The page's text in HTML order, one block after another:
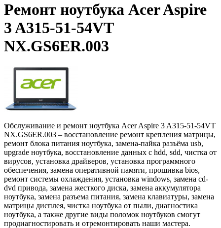
Ремонт ноутбука Acer Aspire
3 A315-51-54VT
NX.GS6ER.003
Обслуживание и ремонт ноутбука Acer Aspire 3 A315-51-54VT
NX.GS6ER.003 – восстановление ремонт крепления матрицы,
ремонт блока питания ноутбука, замена-пайка разъёма usb,
upgrade ноутбука, восстановление данных с hdd, sdd, чистка от
вирусов, установка драйверов, установка программного
обеспечения, замена оперативной памяти, прошивка bios,
ремонт системы охлаждения, установка windows, замена cd-
dvd привода, замена жесткого диска, замена аккумулятора
ноутбука, замена разъема питания, замена клавиатуры, замена
матрицы дисплея, чистка ноутбука от пыли, диагностика
ноутбука, а также другие виды поломок ноутбуков смогут
продиагностировать и отремонтировать наши мастера.